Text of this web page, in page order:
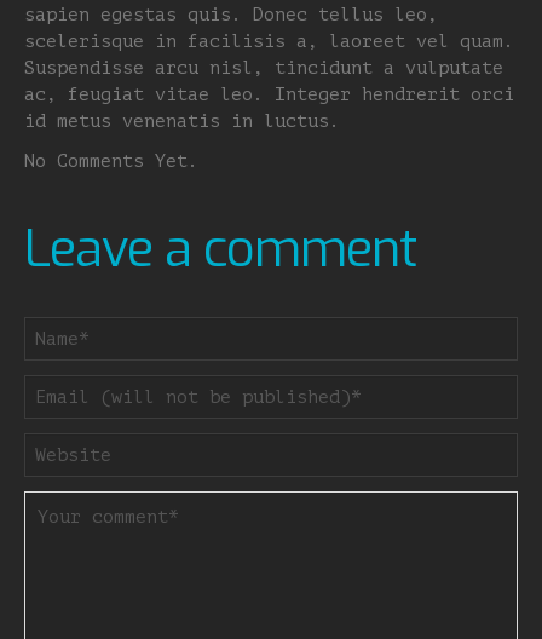
sapien egestas quis. Donec tellus leo,
scelerisque in facilisis a, laoreet vel quam.
Suspendisse arcu nisl, tincidunt a vulputate
ac, feugiat vitae leo. Integer hendrerit orci
id metus venenatis in luctus.
No Comments Yet.
Leave a comment